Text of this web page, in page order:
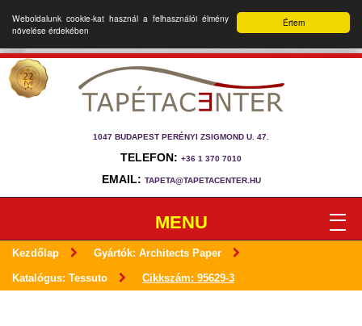
Értem
Weboldalunk cookie-kat használ a felhasználói élmény
növelése érdekében
1047 BUDAPEST PERÉNYI ZSIGMOND U. 47.
TELEFON: +36 1 370 7010
EMAIL: TAPETA@TAPETACENTER.HU
MENU
Kezdőlap Gyártók: Architects Paper
Katalógus: Tessuto Cikkszám: 95629-3